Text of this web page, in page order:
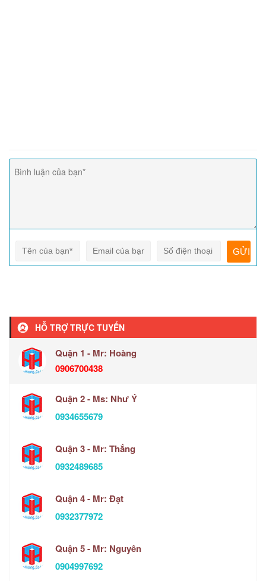
HỖ TRỢ TRỰC TUYẾN
Quận 1 - Mr: Hoàng
0906700438
Quận 2 - Ms: Như Ý
0934655679
Quận 3 - Mr: Thắng
0932489685
Quận 4 - Mr: Đạt
0932377972
Quận 5 - Mr: Nguyên
0904997692